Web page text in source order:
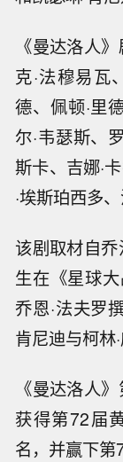
《曼达洛人
克·法穆易瓦
德、佩顿·里
尔·韦瑟斯、
斯卡、吉娜·
·埃斯珀西多
该剧取材自
生在《星球
乔恩·法夫罗
肯尼迪与柯林
《曼达洛人
获得第72届
名，并赢下